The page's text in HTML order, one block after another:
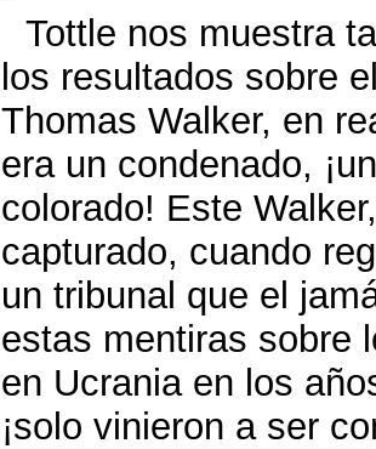
Tottle nos muestra
los resultados sobre
Thomas Walker, en
era un condenado,
colorado! Este
capturado, cuando
un tribunal que el
estas mentiras sobre
en Ucrania en los
¡solo vinieron a ser